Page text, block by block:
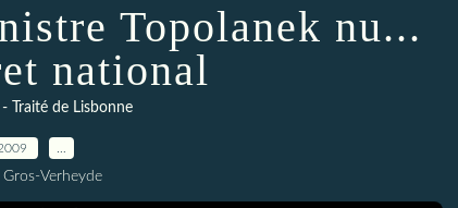
Topolanek nu...
national
Traité de Lisbonne
Gros-Verheyde